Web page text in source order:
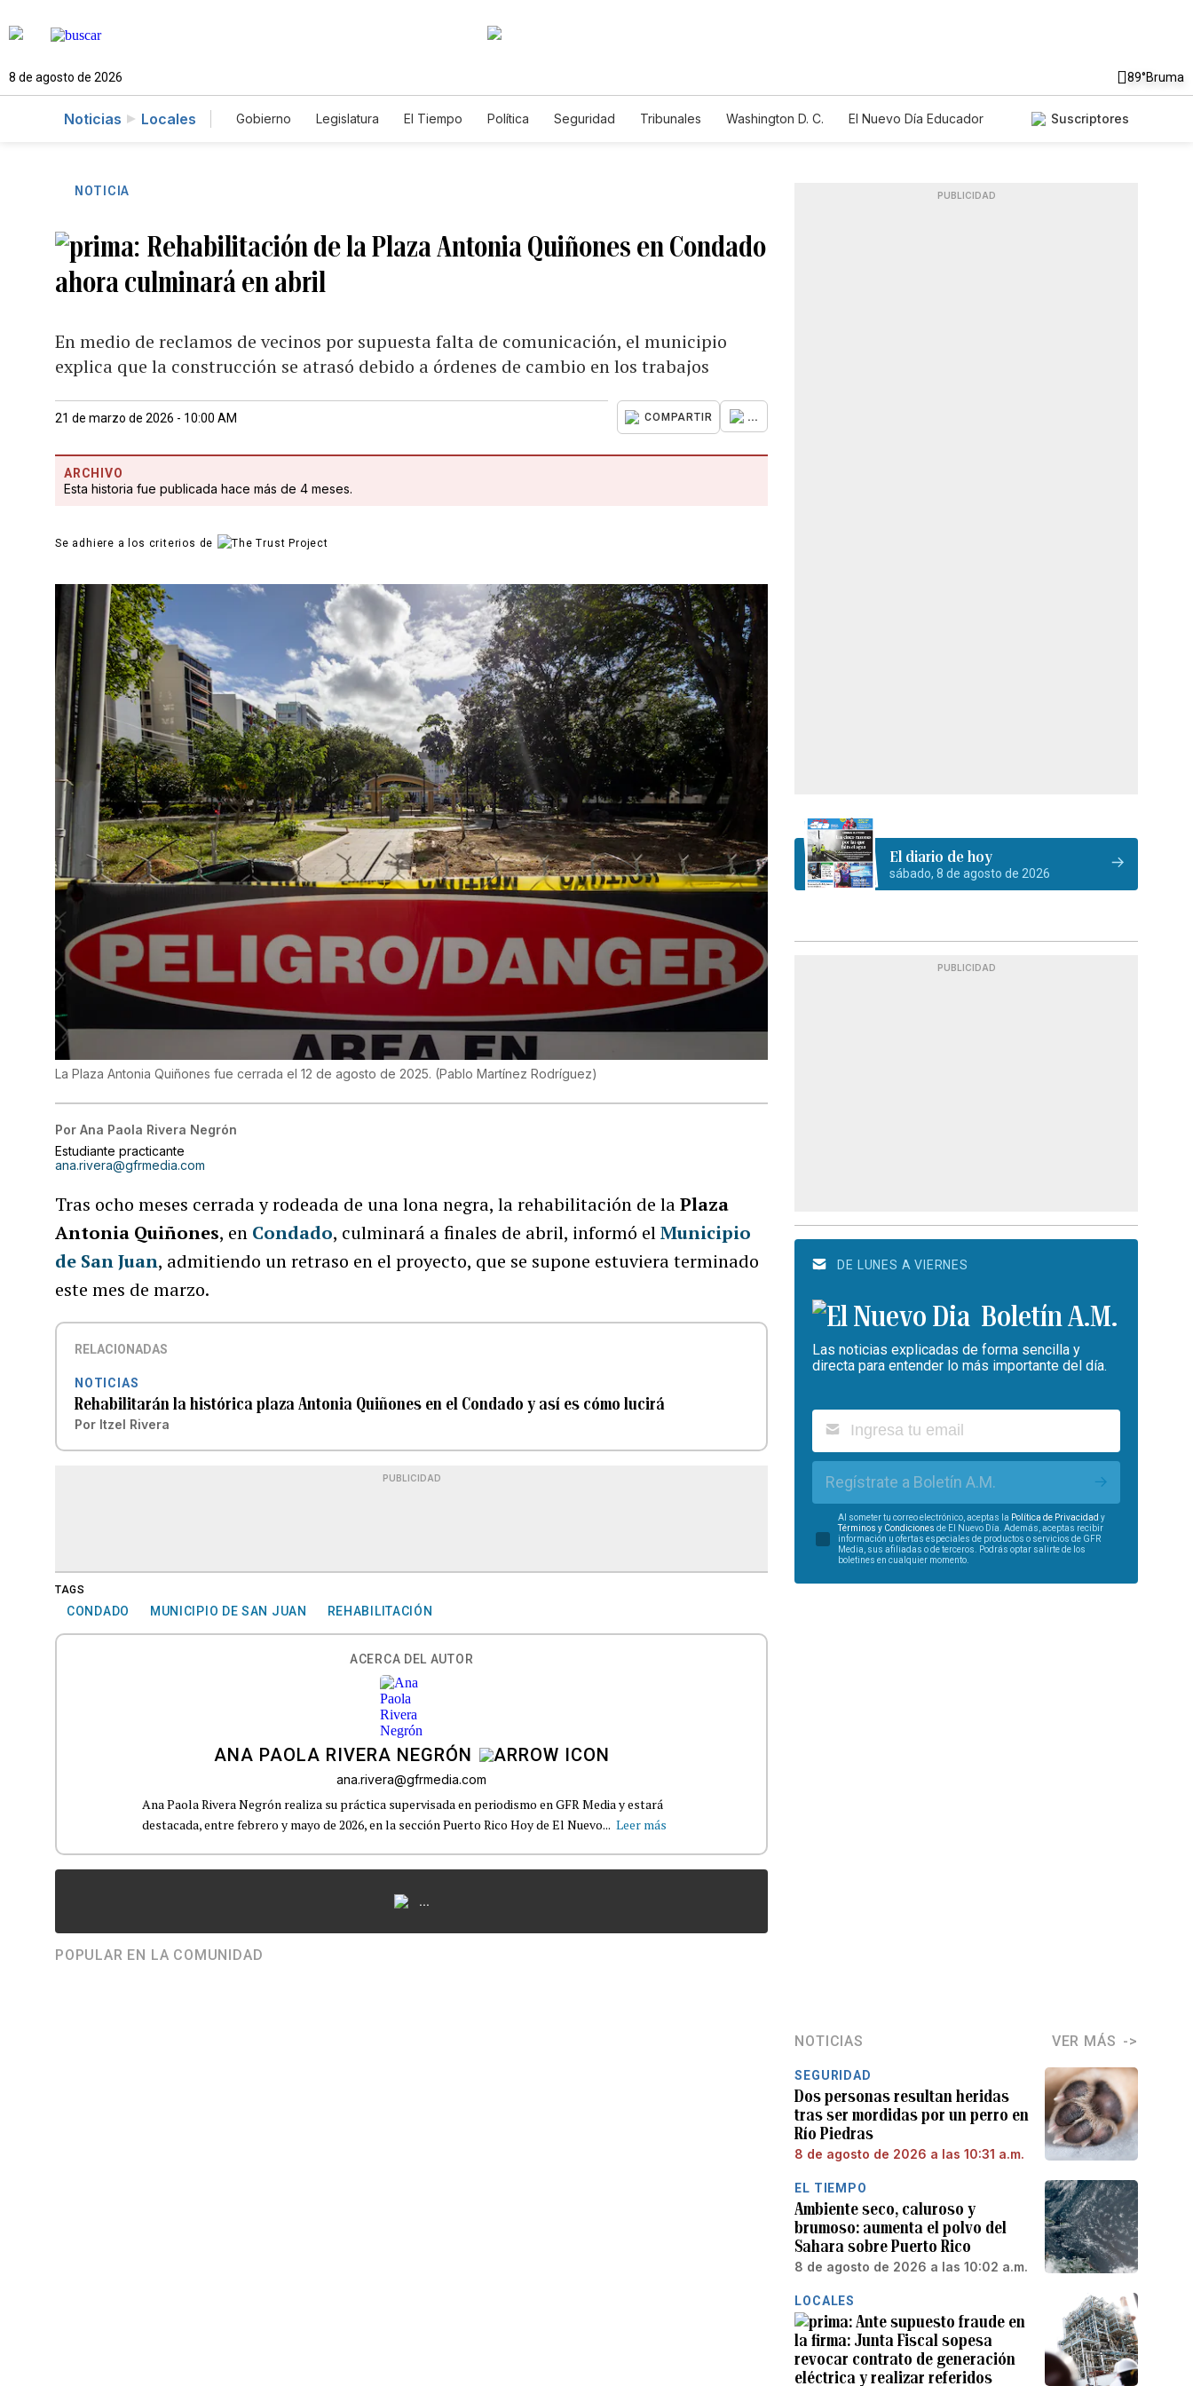
8 de agosto de 2026 89°Bruma
Noticias Locales Gobierno Legislatura El Tiempo Política Seguridad Tribunales Washington D. C.
El Nuevo Día Educador
Suscriptores
NOTICIA
Rehabilitación de la Plaza Antonia Quiñones en Condado
ahora culminará en abril
En medio de reclamos de vecinos por supuesta falta de comunicación, el municipio
explica que la construcción se atrasó debido a órdenes de cambio en los trabajos
21 de marzo de 2026 - 10:00 AM COMPARTIR ...
ARCHIVO
Esta historia fue publicada hace más de 4 meses.
Se adhiere a los criterios de
La Plaza Antonia Quiñones fue cerrada el 12 de agosto de 2025. (Pablo Martínez Rodríguez)
Por Ana Paola Rivera Negrón
Estudiante practicante
ana.rivera@gfrmedia.com
Tras ocho meses cerrada y rodeada de una lona negra, la rehabilitación de laPlaza
Antonia Quiñones, en Condado, culminará a finales de abril, informó elMunicipio
de San Juan, admitiendo un retraso en el proyecto, que se supone estuviera terminado
este mes de marzo.
RELACIONADAS
NOTICIAS
Rehabilitarán la histórica plaza Antonia Quiñones en el Condado y así es cómo lucirá
Por Itzel Rivera
PUBLICIDAD
TAGS
CONDADO MUNICIPIO DE SAN JUAN REHABILITACIÓN
ACERCA DEL AUTOR
ANA PAOLA RIVERA NEGRÓN
ana.rivera@gfrmedia.com
Ana Paola Rivera Negrón realiza su práctica supervisada en periodismo en GFR Media y estará
destacada, entre febrero y mayo de 2026, en la sección Puerto Rico Hoy de El Nuevo... Leer más
...
POPULAR EN LA COMUNIDAD
PUBLICIDAD
El diario de hoy
sábado, 8 de agosto de 2026
PUBLICIDAD
DE LUNES A VIERNES
Boletín A.M.
Las noticias explicadas de forma sencilla y
directa para entender lo más importante del día.
Regístrate a Boletín A.M.
Al someter tu correo electrónico, aceptas la Política de Privacidad y
Términos y Condiciones de El Nuevo Día. Además, aceptas recibir
información u ofertas especiales de productos o servicios de GFR
Media, sus afiliadas o de terceros. Podrás optar salirte de los
boletines en cualquier momento.
NOTICIAS VER MÁS
SEGURIDAD
Dos personas resultan heridas
tras ser mordidas por un perro en
Río Piedras
8 de agosto de 2026 a las 10:31 a.m.
EL TIEMPO
Ambiente seco, caluroso y
brumoso: aumenta el polvo del
Sahara sobre Puerto Rico
8 de agosto de 2026 a las 10:02 a.m.
LOCALES
Ante supuesto fraude en
la firma: Junta Fiscal sopesa
revocar contrato de generación
eléctrica y realizar referidos